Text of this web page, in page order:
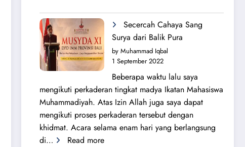
Perjuangan
Lahirnya
PK
IMM
Ahmad
Yani
Secercah Cahaya Sang
Surya dari Balik Pura
by Muhammad Iqbal
1 September 2022
Beberapa waktu lalu saya
mengikuti perkaderan tingkat madya Ikatan Mahasiswa
Muhammadiyah. Atas Izin Allah juga saya dapat
mengikuti proses perkaderan tersebut dengan
khidmat. Acara selama enam hari yang berlangsung
di…
Read more: